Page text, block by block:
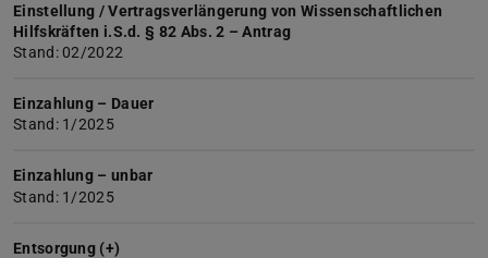
Einstellung / Vertragsverlängerung von Wissenschaftlichen
Hilfskräften i.S.d. § 82 Abs. 2 – Antrag
Stand: 02/2022
Einzahlung – Dauer
Stand: 1/2025
Einzahlung – unbar
Stand: 1/2025
Entsorgung (+)